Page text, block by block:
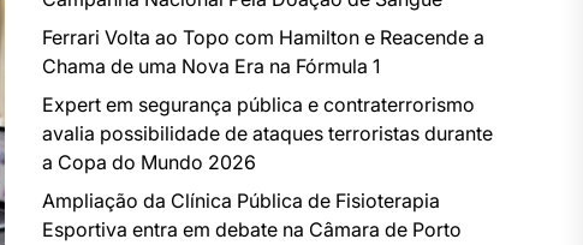
Ferrari Volta ao Topo com Hamilton e Reacende a
Chama de uma Nova Era na Fórmula 1
Expert em segurança pública e contraterrorismo
avalia possibilidade de ataques terroristas durante
a Copa do Mundo 2026
Ampliação da Clínica Pública de Fisioterapia
Esportiva entra em debate na Câmara de Porto